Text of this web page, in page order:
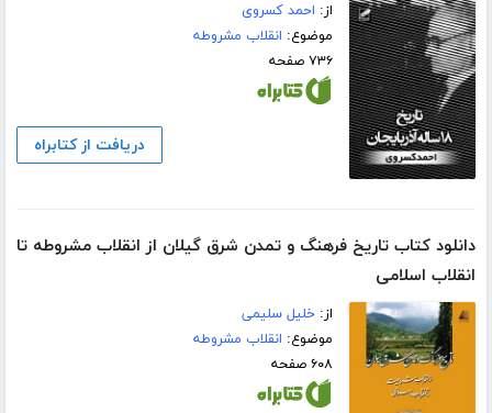
از: احمد کسروی
موضوع: انقلاب مشروطه
۷۳۶ صفحه
دریافت از کتابراه
دانلود کتاب تاریخ فرهنگ و تمدن شرق گیلان از انقلاب مشروطه تا
انقلاب اسلامی
از:خلیل سلیمی
موضوع: انقلاب مشروطه
۶۰۸ صفحه